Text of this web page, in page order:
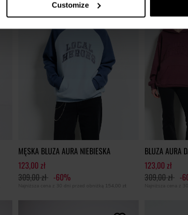
Customize
MĘSKA BLUZA AURA NIEBIESKA
123,00 zł
309,00 zł -60%
Najniższa cena z 30 dni przed obniżką 154,00 zł
BLUZA AURA
123,00 zł
309,00 zł -
Najniższa cena z